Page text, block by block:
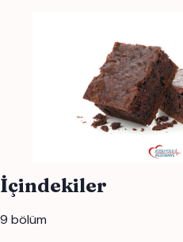
İçindekiler
9 bölüm